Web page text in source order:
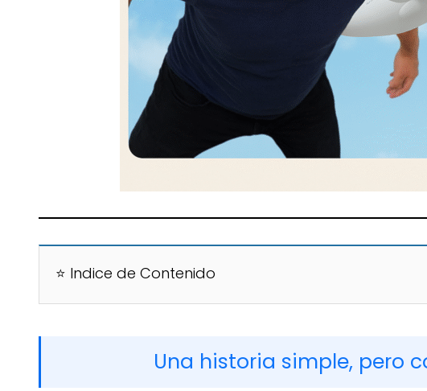
⭐ Indice de Contenido
Una historia simple, pero